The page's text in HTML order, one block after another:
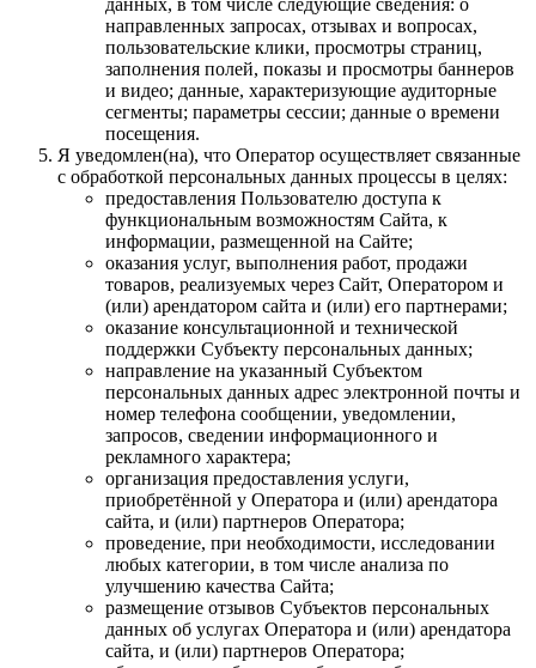
данных, в том числе следующие сведения: о
направленных запросах, отзывах и вопросах,
пользовательские клики, просмотры страниц,
заполнения полей, показы и просмотры баннеров
и видео; данные, характеризующие аудиторные
сегменты; параметры сессии; данные о времени
посещения.
Я уведомлен(на), что Оператор осуществляет связанные
с обработкой персональных данных процессы в целях:
предоставления Пользователю доступа к
функциональным возможностям Сайта, к
информации, размещенной на Сайте;
оказания услуг, выполнения работ, продажи
товаров, реализуемых через Сайт, Оператором и
(или) арендатором сайта и (или) его партнерами;
оказание консультационной и технической
поддержки Субъекту персональных данных;
направление на указанный Субъектом
персональных данных адрес электронной почты и
номер телефона сообщении, уведомлении,
запросов, сведении информационного и
рекламного характера;
организация предоставления услуги,
приобретённой у Оператора и (или) арендатора
сайта, и (или) партнеров Оператора;
проведение, при необходимости, исследовании
любых категории, в том числе анализа по
улучшению качества Сайта;
размещение отзывов Субъектов персональных
данных об услугах Оператора и (или) арендатора
сайта, и (или) партнеров Оператора;